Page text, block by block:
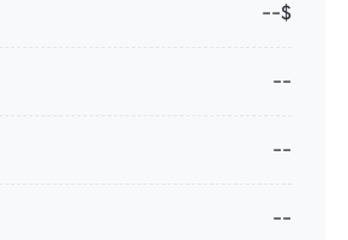
--$
--
--
--